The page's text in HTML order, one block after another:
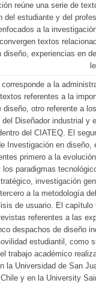
reúne una serie de
del estudiante y del
a la
textos
diseño, experiencias en
a la
referentes a la
diseño, otro referente a
del Diseñador industrial y
del CIATEQ. El
Investigación en diseño,
primero a la
los paradigmas
investigación
a la metodología
de usuario. El
referentes a las
despachos de diseño
estudiantil, como
trabajo académico
la Universidad de San
y en la University